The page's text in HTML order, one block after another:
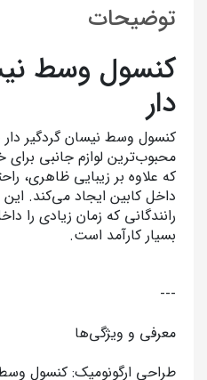
توضیحات
کنسول وسط
دار
کنسول وسط نیسان گردگیر دار
محبوب‌ترین لوازم جانبی
که علاوه بر زیبایی ظاهری،
داخل کابین ایجاد می‌کند.
رانندگانی که زمان زیادی را
بسیار کارآمد است.
---
معرفی و ویژگی‌ها
طراحی ارگونومیک: کنسول وسط